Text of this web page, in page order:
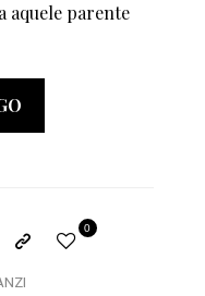
aquele parente
0